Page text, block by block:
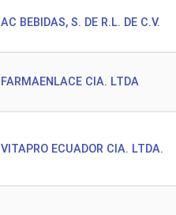
AC BEBIDAS, S. DE R.L. DE C.V.
FARMAENLACE CIA. LTDA
VITAPRO ECUADOR CIA. LTDA.